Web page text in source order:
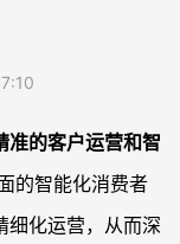
准的客户运营和智
的智能化消费者
细化运营，从而深